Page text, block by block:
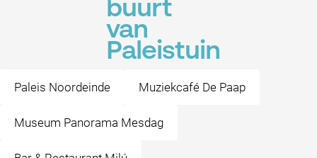
buurt
van
Paleistuin
Paleis Noordeinde Muziekcafé De Paap
Museum Panorama Mesdag